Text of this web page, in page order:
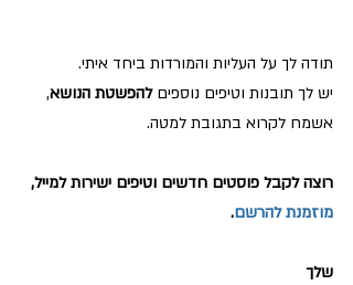
תודה לך על העליות והמורדות ביחד איתי.
יש לך תובנות וטיפים נוספים להפשטת הנושא,
אשמח לקרוא בתגובת למטה.
רוצה לקבל פוסטים חדשים וטיפים ישירות למייל,
מוזמנת להרשם.
שלך